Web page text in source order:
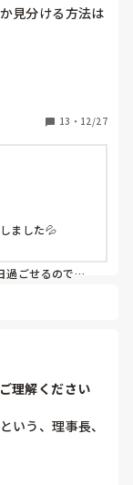
見分ける方法は
13 ・ 12/27
ました💦
過ごせるのであ
理解ください
いう、理事長、
立ち振る舞